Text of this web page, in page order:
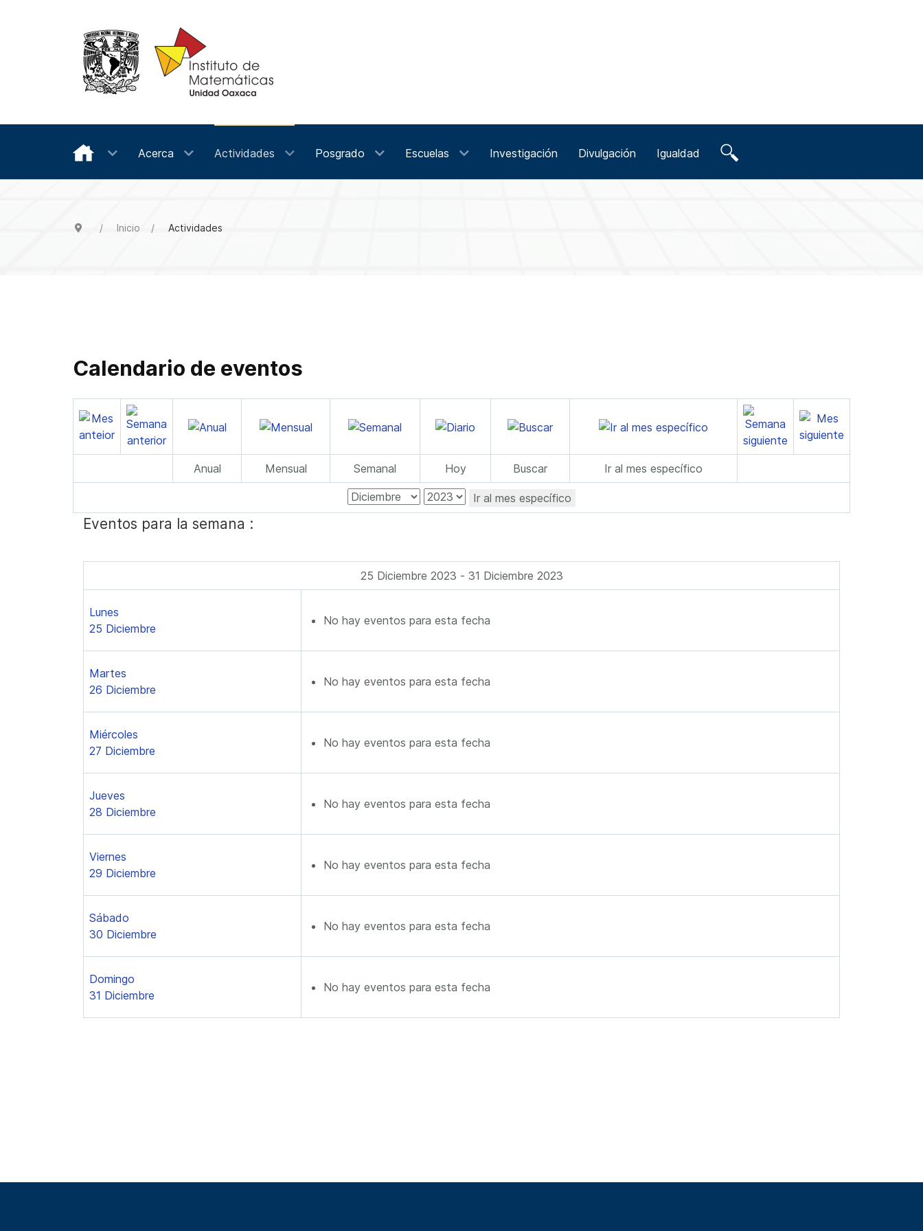
Acerca Actividades Posgrado Escuelas Investigación Divulgación Igualdad
Inicio Actividades
Calendario de eventos
Anual Mensual Semanal Hoy Buscar Ir al mes específico
Ir al mes específico
Eventos para la semana :
25 Diciembre 2023 - 31 Diciembre 2023
Lunes
25 Diciembre
No hay eventos para esta fecha
Martes
26 Diciembre
No hay eventos para esta fecha
Miércoles
27 Diciembre
No hay eventos para esta fecha
Jueves
28 Diciembre
No hay eventos para esta fecha
Viernes
29 Diciembre
No hay eventos para esta fecha
Sábado
30 Diciembre
No hay eventos para esta fecha
Domingo
31 Diciembre
No hay eventos para esta fecha